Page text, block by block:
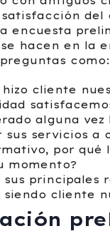
del
encuesta
hacen en la
como:
hizo cliente
alguna vez
sus servicios a
por qué
momento?
sus principales
siendo cliente